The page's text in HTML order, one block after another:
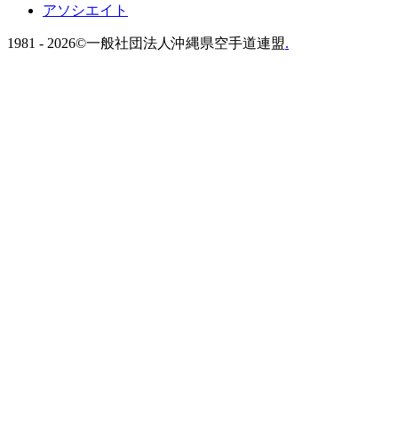
アソシエイト
1981 - 2026©一般社団法人沖縄県空手道連盟.